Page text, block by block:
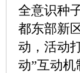
全意识种
都东部新
动，活动
动”互动